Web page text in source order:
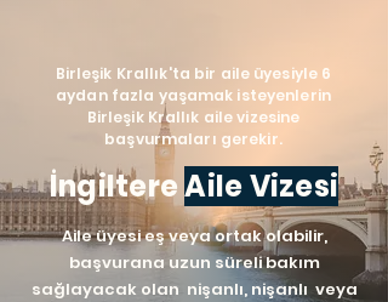
Birleşik Krallık'ta bir aile üyesiyle 6
aydan fazla yaşamak isteyenlerin
Birleşik Krallık aile vizesine
başvurmaları gerekir.
İngiltereAile Vizesi
Aile üyesi eş veya ortak olabilir,
başvurana uzun süreli bakım
sağlayacak olan nişanlı, nişanlı veya